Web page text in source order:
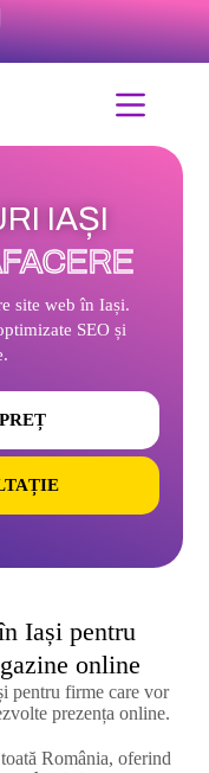
IAȘI
site web în Iași.
SEO și
Iași pentru
online
pentru firme care vor
prezența online.
România, oferind